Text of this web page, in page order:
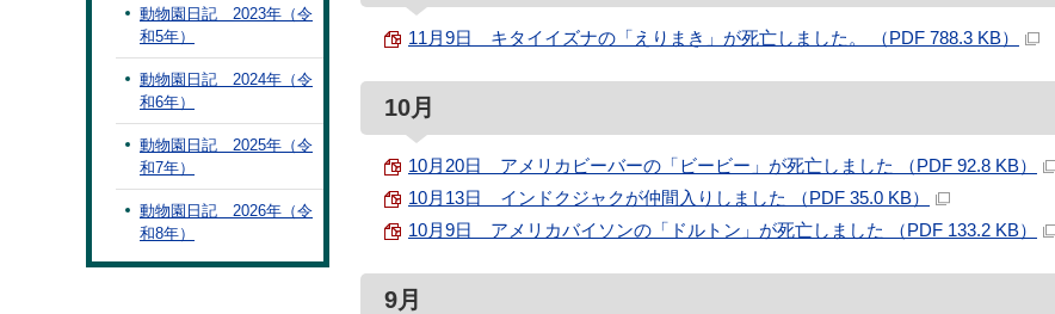
11月9日 キタイイズナの「えりまき」が死亡しました。 （PDF 788.3 KB）
10月
10月20日 アメリカビーバーの「ビービー」が死亡しました （PDF 92.8 KB）
10月13日 インドクジャクが仲間入りしました （PDF 35.0 KB）
10月9日 アメリカバイソンの「ドルトン」が死亡しました （PDF 133.2 KB）
9月
動物園日記 2023年（令
和5年）
動物園日記 2024年（令
和6年）
動物園日記 2025年（令
和7年）
動物園日記 2026年（令
和8年）